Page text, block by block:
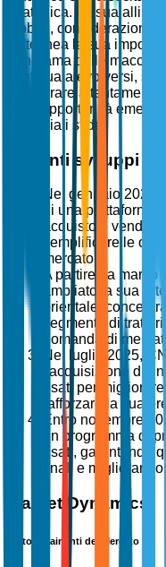
strategica. La sua
globali, considerazioni
sottolinea la sua
panorama delle
continua a evolversi, si
monitorare
sulle opportunità
potenziali sfide.
Recenti sviluppi
Nel gennaio
di una piattaforma
acquisto e
semplificare le
mercato.
A partire da
ampliato la sua
orientale,
segmento di
domanda di
Nel luglio 2025,
l'acquisizione di
usati per
rafforzare la sua
Entro novembre
un programma di
usati, garantendo
finali e
Market Dynamics
Fattori Trainanti del Mercato